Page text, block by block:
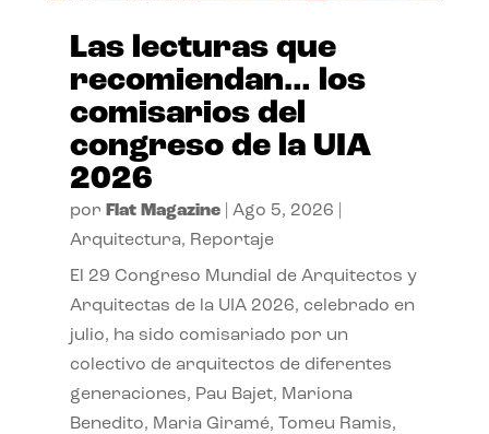
Las lecturas que
recomiendan… los
comisarios del
congreso de la UIA
2026
por Flat Magazine| Ago 5, 2026
Arquitectura, Reportaje
El 29 Congreso Mundial de Arquitectos y
Arquitectas de la UIA 2026, celebrado en
julio, ha sido comisariado por un
colectivo de arquitectos de diferentes
generaciones, Pau Bajet, Mariona
Benedito, Maria Giramé, Tomeu Ramis,